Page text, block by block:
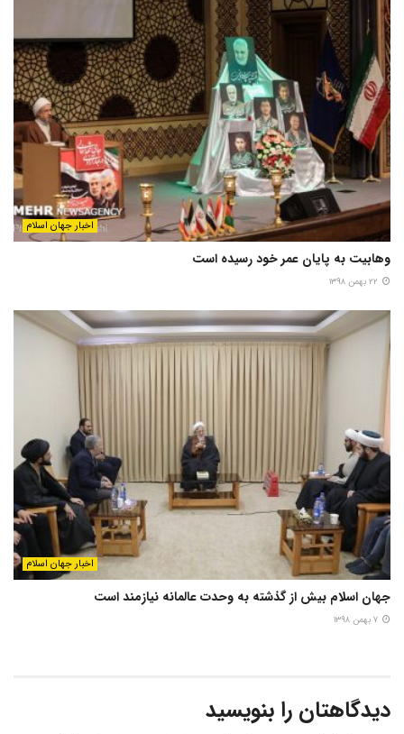
اخبار جهان اسلام
وهابیت به پایان عمر خود رسیده است
اخبار جهان اسلام
جهان اسلام بیش از گذشته به وحدت عالمانه نیازمند است
دیدگاهتان را بنویسید